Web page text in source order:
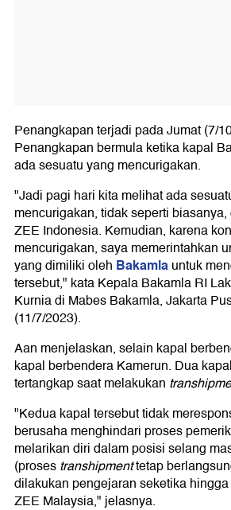
Penangkapan terjadi pada Jumat (7/
Penangkapan bermula ketika kapal
ada sesuatu yang mencurigakan.
"Jadi pagi hari kita melihat ada
mencurigakan, tidak seperti
ZEE Indonesia. Kemudian, karena
mencurigakan, saya memerintahkan
yang dimiliki oleh Bakamlauntuk
tersebut," kata Kepala Bakamla RI
Kurnia di Mabes Bakamla, Jakarta
(11/7/2023).
Aan menjelaskan, selain kapal
kapal berbendera Kamerun. Dua
tertangkap saat melakukan
"Kedua kapal tersebut tidak
berusaha menghindari proses
melarikan diri dalam posisi selang
(prosestranshipmenttetap
dilakukan pengejaran seketika
ZEE Malaysia," jelasnya.